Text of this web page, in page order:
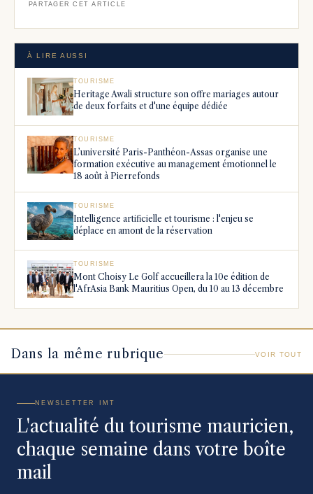
PARTAGER CET ARTICLE
À LIRE AUSSI
TOURISME
Heritage Awali structure son offre mariages autour
de deux forfaits et d'une équipe dédiée
TOURISME
L’université Paris-Panthéon-Assas organise une
formation exécutive au management émotionnel le
18 août à Pierrefonds
TOURISME
Intelligence artificielle et tourisme : l'enjeu se
déplace en amont de la réservation
TOURISME
Mont Choisy Le Golf accueillera la 10e édition de
l'AfrAsia Bank Mauritius Open, du 10 au 13 décembre
Dans la même rubrique VOIR TOUT
NEWSLETTER IMT
L'actualité du tourisme mauricien,
chaque semaine dans votre boîte
mail